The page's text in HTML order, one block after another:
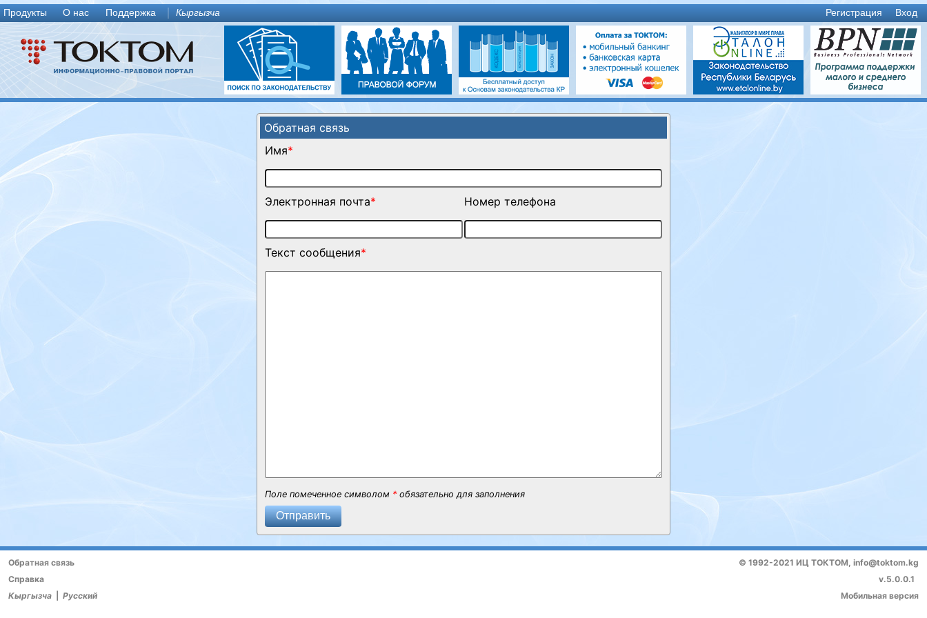
Продукты О нас Поддержка Кыргызча Вход
Регистрация
Обратная связь
Имя*
Электронная почта* Номер телефона
Текст сообщения*
Поле помеченное символом *обязательно для заполнения
Отправить
© 1992-2021 ИЦ ТОКТОМ, info@toktom.kg
v.5.0.0.1
Мобильная версия
Обратная связь
Справка
Кыргызча
Русский